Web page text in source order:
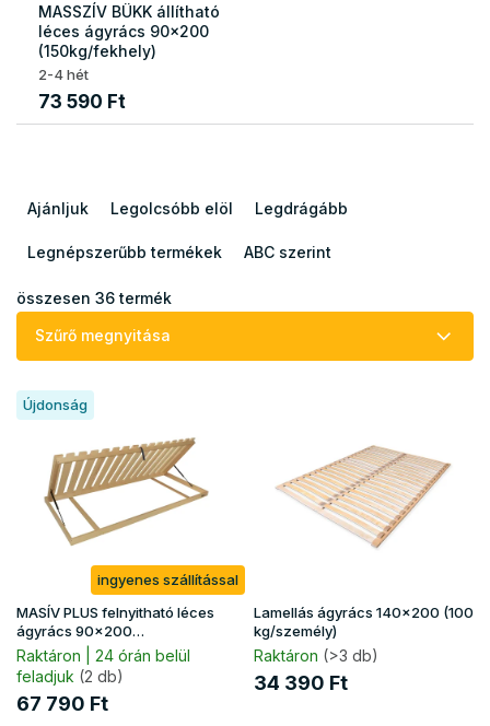
MASSZÍV BÜKK állítható
léces ágyrács 90x200
(150kg/fekhely)
2-4 hét
73 590 Ft
e
m
k
e
n
Ajánljuk Legolcsóbb elöl Legdrágább
Legnépszerűbb termékek ABC szerint
összesen 36termék
Szűrő megnyitása
T
e
i
s
t
á
j
Újdonság
ingyenes szállítással
MASÍV PLUS felnyitható léces
ágyrács 90x200
(130kg/fekhely)
Raktáron | 24 órán belül
feladjuk (2 db)
67 790 Ft
Lamellás ágyrács 140x200 (100
kg/személy)
Raktáron (>3 db)
34 390 Ft